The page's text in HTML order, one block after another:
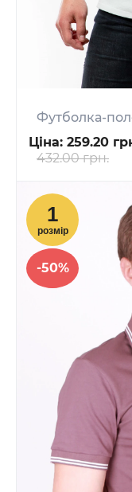
Футболка-
Ціна: 259.20
432.00 грн.
-50%